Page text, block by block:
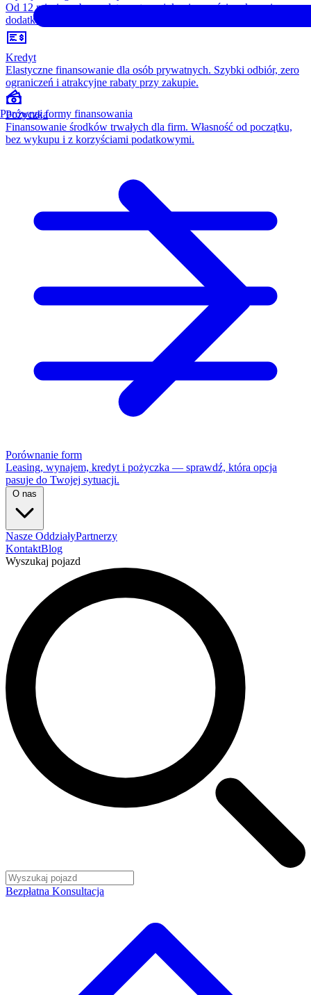
Od 12 miesięcy, bez opłaty wstępnej, konieczności wykupu i
dodatkowych kosztów. Wszystko w cenie raty.
Kredyt
Elastyczne finansowanie dla osób prywatnych. Szybki odbiór, zero
ograniczeń i atrakcyjne rabaty przy zakupie.
Pożyczka
Finansowanie środków trwałych dla firm. Własność od początku,
bez wykupu i z korzyściami podatkowymi.
Porównanie form
Leasing, wynajem, kredyt i pożyczka — sprawdź, która opcja
pasuje do Twojej sytuacji.
O nas
Nasze OddziałyPartnerzy
KontaktBlog
Wyszukaj pojazd
Bezpłatna Konsultacja
Porównaj formy finansowania